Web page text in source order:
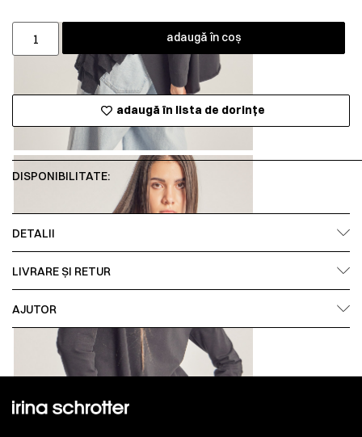
adaugă în coș
adaugă în lista de dorințe
DISPONIBILITATE:
DETALII
LIVRARE ȘI RETUR
AJUTOR